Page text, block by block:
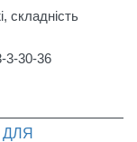
складність
3-30-36
ДЛЯ